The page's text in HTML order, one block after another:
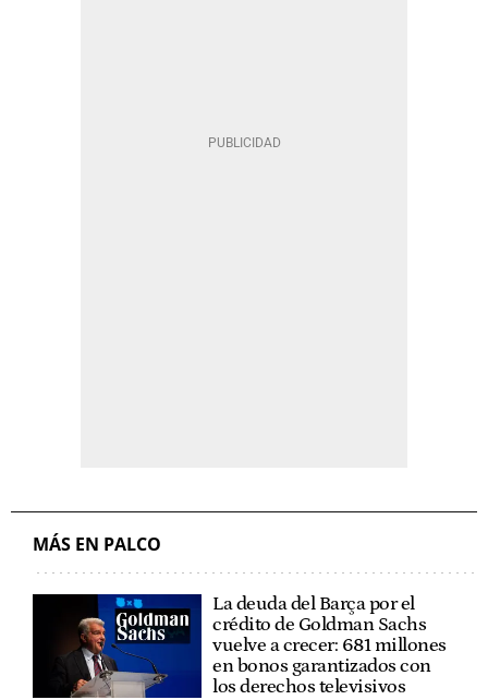
MÁS EN PALCO
La deuda del Barça por el
crédito de Goldman Sachs
vuelve a crecer: 681 millones
en bonos garantizados con
los derechos televisivos